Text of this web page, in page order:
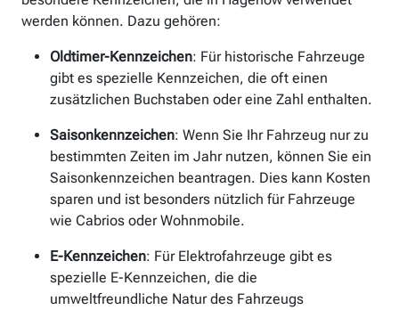
werden können. Dazu gehören:
Oldtimer-Kennzeichen: Für historische Fahrzeuge
gibt es spezielle Kennzeichen, die oft einen
zusätzlichen Buchstaben oder eine Zahl enthalten.
Saisonkennzeichen: Wenn Sie Ihr Fahrzeug nur zu
bestimmten Zeiten im Jahr nutzen, können Sie ein
Saisonkennzeichen beantragen. Dies kann Kosten
sparen und ist besonders nützlich für Fahrzeuge
wie Cabrios oder Wohnmobile.
E-Kennzeichen: Für Elektrofahrzeuge gibt es
spezielle E-Kennzeichen, die die
umweltfreundliche Natur des Fahrzeugs